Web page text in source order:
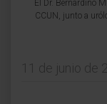
El Dr. Bernardino
CCUN, junto a
11 de junio de